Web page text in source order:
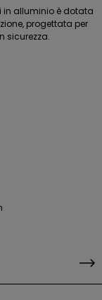
in alluminio è dotata
progettata per
sicurezza.